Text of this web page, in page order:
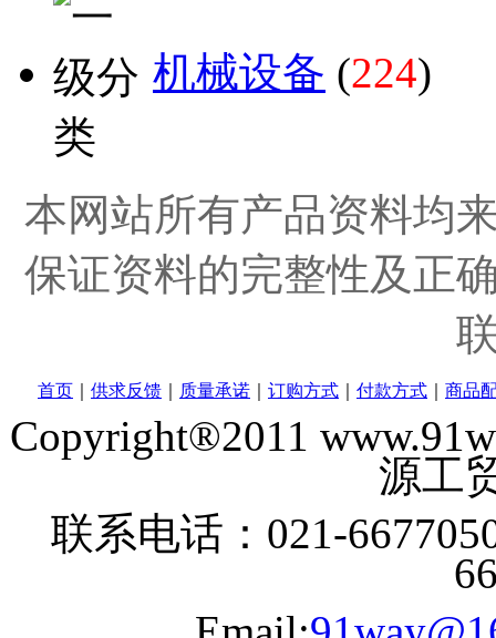
机械设备 (224)
本网站所有产品资料均
保证资料的完整性及正
首页 供求反馈 质量承诺 订购方式 付款方式 商品
Copyright®2011
源工
联系电话：021-